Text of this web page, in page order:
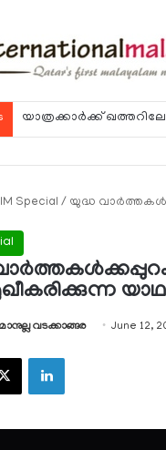
IM Special / യുദ്ധ
വടക്കാങ്ങര June 12,
X LinkedIn